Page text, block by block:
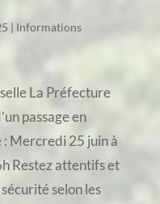
| Informations
La Préfecture
passage en
Mercredi 25 juin à
Restez attentifs et
selon les